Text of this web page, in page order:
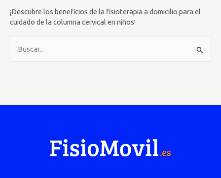
¡Descubre los beneficios de la fisioterapia a domicilio para el
cuidado de la columna cervical en niños!